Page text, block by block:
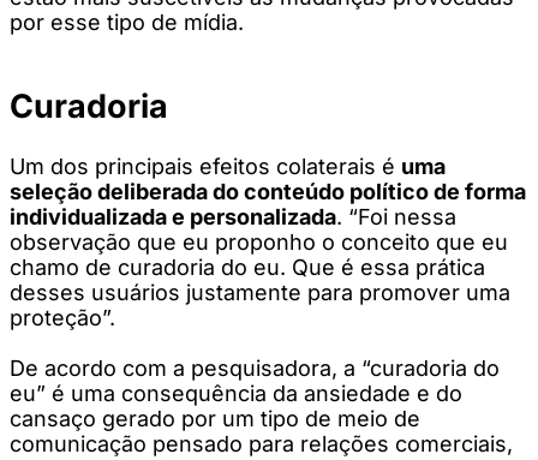
por esse tipo de mídia.
Curadoria
Um dos principais efeitos colaterais é uma
seleção deliberada do conteúdo político de forma
individualizada e personalizada. “Foi nessa
observação que eu proponho o conceito que eu
chamo de curadoria do eu. Que é essa prática
desses usuários justamente para promover uma
proteção”.
De acordo com a pesquisadora, a “curadoria do
eu” é uma consequência da ansiedade e do
cansaço gerado por um tipo de meio de
comunicação pensado para relações comerciais,